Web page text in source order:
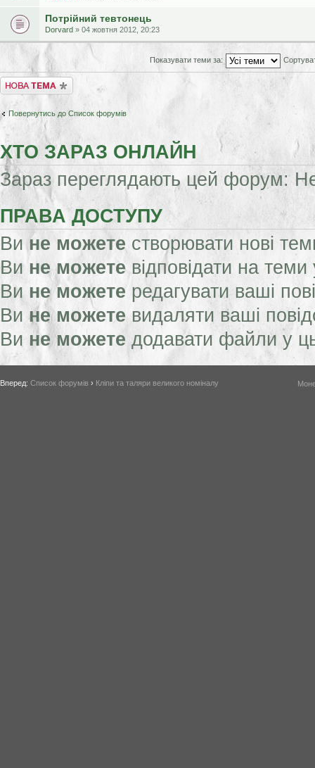
Потрійний тевтонець
Dorvard » 04 жовтня 2012, 20:23
Показувати теми за:
Створити нову тему
Повернутись до Список форумів
ХТО ЗАРАЗ ОНЛАЙН
Зараз переглядають цей форум:
ПРАВА ДОСТУПУ
Ви не можете створювати нові
Ви не можете відповідати на
Ви не можете редагувати ваші
Вине можете видаляти ваші
Ви не можете додавати файли у
Вперед: Список форумів › Кліпи та таляри великого номіналу